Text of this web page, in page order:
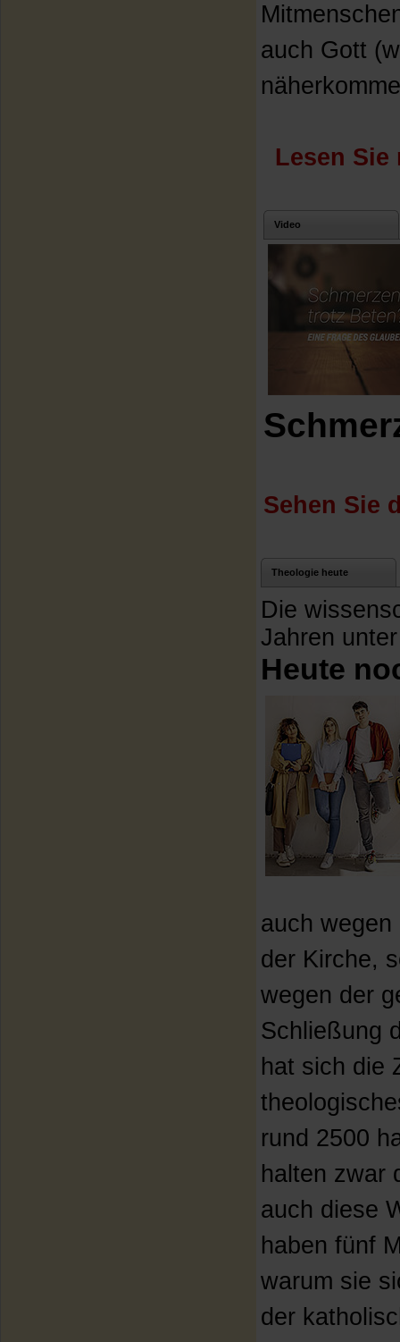
auch Gott
Lesen Sie
Video
Sehen Sie
Theologie heute
Die
Jahren
Heute
auch
der Kirche,
wegen der
Schließung
hat sich die
rund 2500
halten zwar
auch diese
haben fünf
warum sie
der